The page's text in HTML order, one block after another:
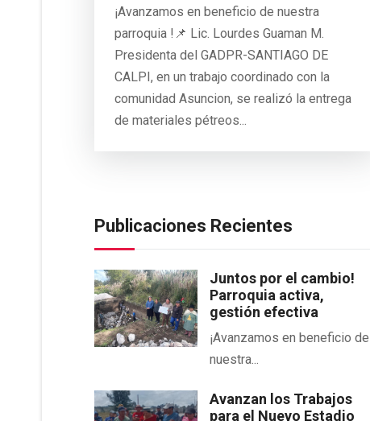
¡Avanzamos en beneficio de nuestra
parroquia !📌 Lic. Lourdes Guaman M.
Presidenta del GADPR-SANTIAGO DE
CALPI, en un trabajo coordinado con la
comunidad Asuncion, se realizó la entrega
de materiales pétreos...
Publicaciones Recientes
Juntos por el cambio!
Parroquia activa,
gestión efectiva
¡Avanzamos en beneficio de
nuestra...
Avanzan los Trabajos
para el Nuevo Estadio